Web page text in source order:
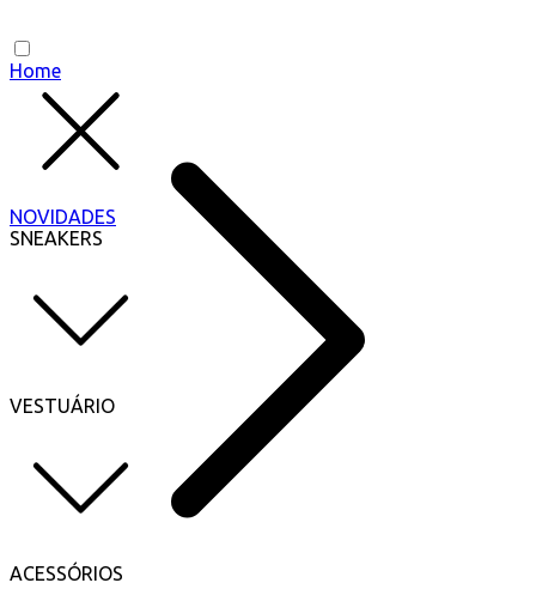
NOVIDADES
SNEAKERS
VESTUÁRIO
ACESSÓRIOS
Home